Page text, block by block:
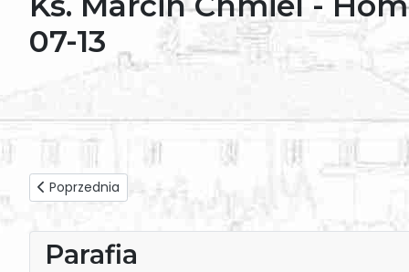
Parafia
07-13
Poprzednia strona: Dk. Marcin Sałapa - Homilia z dnia 2022-
Poprzednia